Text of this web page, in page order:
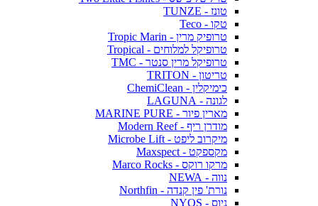
טונז - TUNZE
טקו - Teco
טרופיק מרין - Tropic Marin
טרופיקל למלוחים - Tropical
טרופיקל מרין סנטר - TMC
טריטון - TRITON
כימיקלין - ChemiClean
לגונה - LAGUNA
מארין פיור - MARINE PURE
מודרן ריף - Modern Reef
מיקרוב ליפט - Microbe Lift
מקספקט - Maxspect
מרקו רוקס - Marco Rocks
נווה - NEWA
נורת' פין קנדה - Northfin
ניוס - NYOS